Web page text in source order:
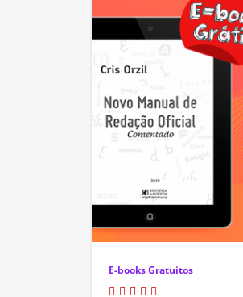
E-books Gratuitos